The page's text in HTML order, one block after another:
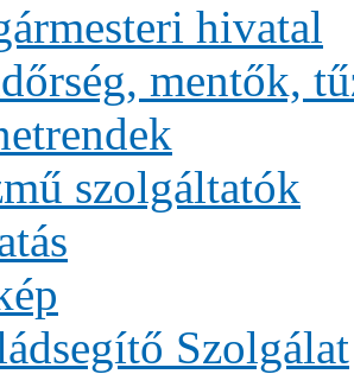
hivatal
mentők,
szolgáltatók
Szolgálat